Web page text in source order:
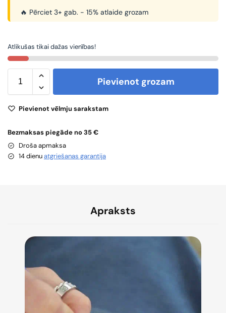
🔥 Pērciet 3+ gab. - 15% atlaide grozam
Atlikušas tikai dažas vienības!
Pievienot grozam
Pievienot vēlmju sarakstam
Bezmaksas piegāde no 35 €
Droša apmaksa
14 dienuatgriešanas garantija
Apraksts